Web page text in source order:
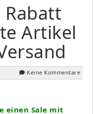
Rabatt
Artikel
Keine Kommentare
einen Sale mit